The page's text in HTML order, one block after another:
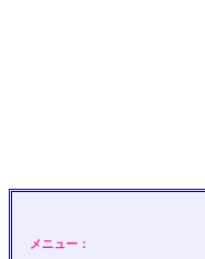
メニュー：